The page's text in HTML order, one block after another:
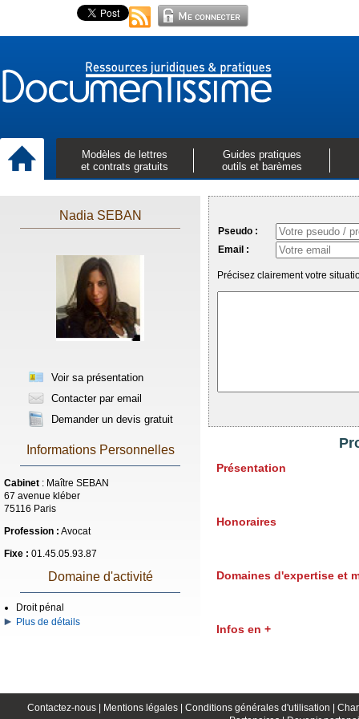
Modèles de lettres
et contrats gratuits
Guides pratiques
outils et barèmes
Nadia SEBAN
Voir sa présentation
Contacter par email
Demander un devis gratuit
Informations Personnelles
Cabinet : Maître SEBAN
67 avenue kléber
75116 Paris
Profession : Avocat
Fixe : 01.45.05.93.87
Domaine d'activité
Droit pénal
Plus de détails
Pseudo :
Email :
Précisez clairement votre
Présentation
Honoraires
Domaines d'expertise et
Infos en +
Contactez-nous | Mentions légales | Conditions générales d'utilisation |